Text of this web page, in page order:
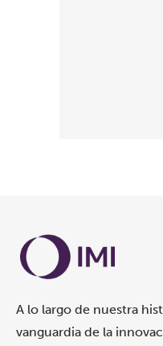
A lo largo de nuestra
vanguardia de la